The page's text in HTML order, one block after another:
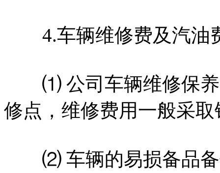
4.车辆维修费及汽油
⑴ 公司车辆维修保养
修点，维修费用一般采
⑵ 车辆的易损备品备